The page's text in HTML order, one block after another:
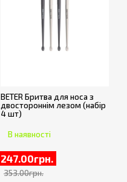
BETER Бритва для носа з
двостороннім лезом (набір
4 шт)
В наявності
247.00грн.
353.00грн.